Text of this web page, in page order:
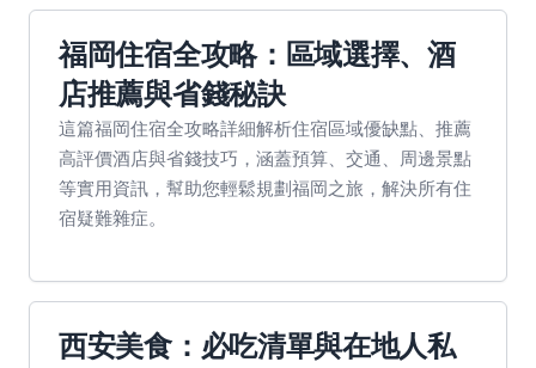
福岡住宿全攻略：區域選擇、酒
店推薦與省錢秘訣
這篇福岡住宿全攻略詳細解析住宿區域優缺點、推薦
高評價酒店與省錢技巧，涵蓋預算、交通、周邊景點
等實用資訊，幫助您輕鬆規劃福岡之旅，解決所有住
宿疑難雜症。
西安美食：必吃清單與在地人私